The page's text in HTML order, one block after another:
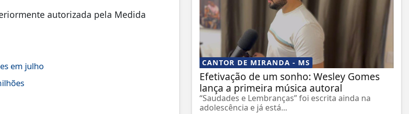
autorizada pela Medida
em julho
CANTOR DE MIRANDA - MS
Efetivação de um sonho: Wesley Gomes
lança a primeira música autoral
“Saudades e Lembranças” foi escrita ainda na
adolescência e já está...